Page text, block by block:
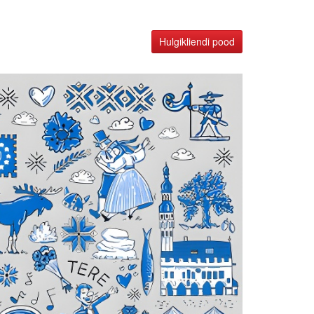
Hulgikliendi pood